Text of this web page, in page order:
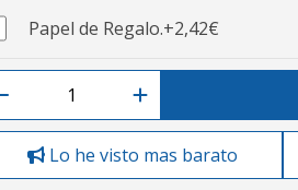
Papel de Regalo.+2,42€
Lo he visto mas barato